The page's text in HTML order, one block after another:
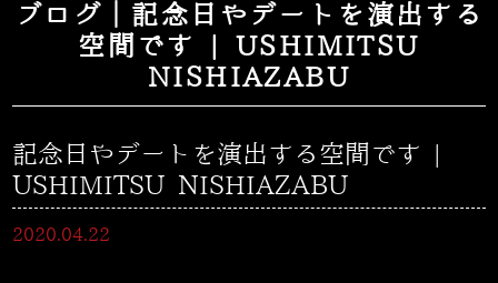
ブログ｜記念日やデートを演出する
空間です | USHIMITSU
NISHIAZABU
記念日やデートを演出する空間です |
USHIMITSU NISHIAZABU
2020.04.22